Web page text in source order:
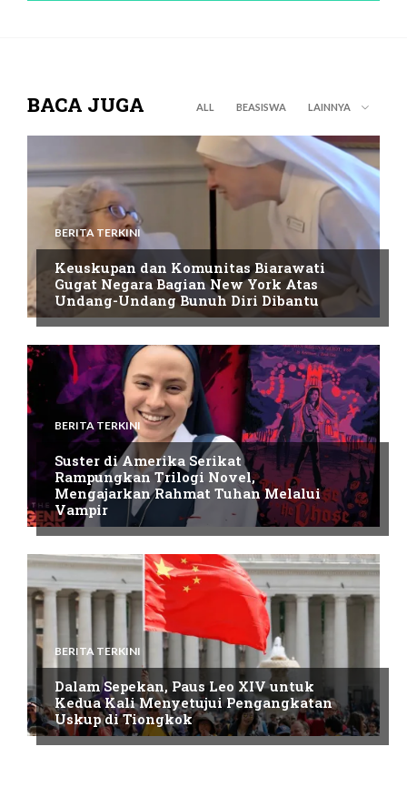
BACA JUGA ALL BEASISWA LAINNYA
BERITA TERKINI
Keuskupan dan Komunitas Biarawati
Gugat Negara Bagian New York Atas
Undang-Undang Bunuh Diri Dibantu
BERITA TERKINI
Suster di Amerika Serikat
Rampungkan Trilogi Novel,
Mengajarkan Rahmat Tuhan Melalui
Vampir
BERITA TERKINI
Dalam Sepekan, Paus Leo XIV untuk
Kedua Kali Menyetujui Pengangkatan
Uskup di Tiongkok